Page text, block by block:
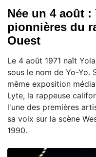
Née un 4 août :
pionnières du
Ouest
Le 4 août 1971 naît
sous le nom de Yo-Yo.
même exposition
Lyte, la rappeuse
l'une des premières
sa voix sur la scène
1990.